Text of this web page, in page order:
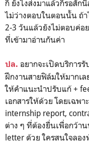
ก็ ยังไงส่งมาแล้วก็รอสัก
ไม่ว่างตอบในตอนนั้น ถ้
2-3 วันแล้วยังไม่ตอบค่
ที่เข้ามาอ่านกันค่า
ปล. อยากจะเปิดบริการ
ฝึกงานสายฟิล์มให้มากเ
ให้คำแนะนำปรับแก้ +
เอกสารให้ด้วย โดยเฉพ
internship report,
ต่าง ๆ ที่ต้องยื่นเพื่อกว้า
letter ด้วย ใครสนใจลอง